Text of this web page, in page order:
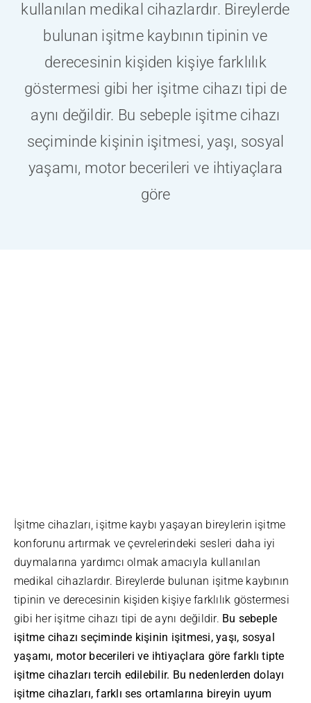
ONLINE
kullanılan medikal cihazlardır. Bireylerde
bulunan işitme kaybının tipinin ve
derecesinin kişiden kişiye farklılık
göstermesi gibi her işitme cihazı tipi de
aynı değildir. Bu sebeple işitme cihazı
seçiminde kişinin işitmesi, yaşı, sosyal
yaşamı, motor becerileri ve ihtiyaçlara
göre
İşitme cihazları, işitme kaybı yaşayan bireylerin işitme
konforunu artırmak ve çevrelerindeki sesleri daha iyi
duymalarına yardımcı olmak amacıyla kullanılan
medikal cihazlardır. Bireylerde bulunan işitme kaybının
tipinin ve derecesinin kişiden kişiye farklılık göstermesi
gibi her işitme cihazı tipi de aynı değildir. Bu sebeple
işitme cihazı seçiminde kişinin işitmesi, yaşı, sosyal
yaşamı, motor becerileri ve ihtiyaçlara göre farklı tipte
işitme cihazları tercih edilebilir. Bu nedenlerden dolayı
işitme cihazları, farklı ses ortamlarına bireyin uyum